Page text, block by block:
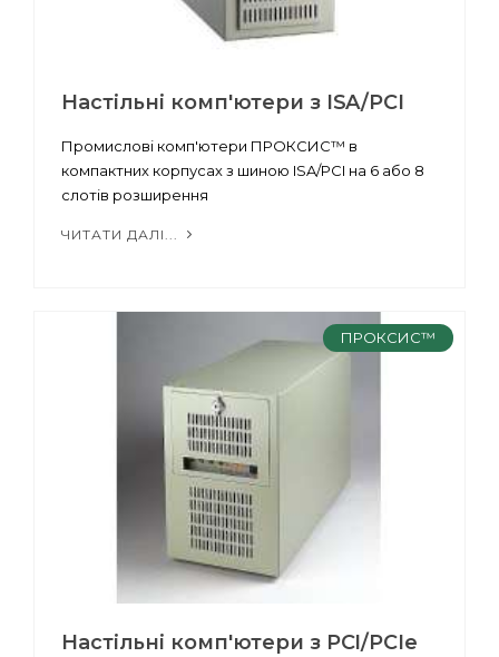
Настільні комп'ютери з ISA/PCI
Промислові комп'ютери ПРОКСИС™ в
компактних корпусах з шиною ISA/PCI на 6 або 8
слотів розширення
ЧИТАТИ ДАЛІ...
ПРОКСИС™
Настільні комп'ютери з PCI/PCIe